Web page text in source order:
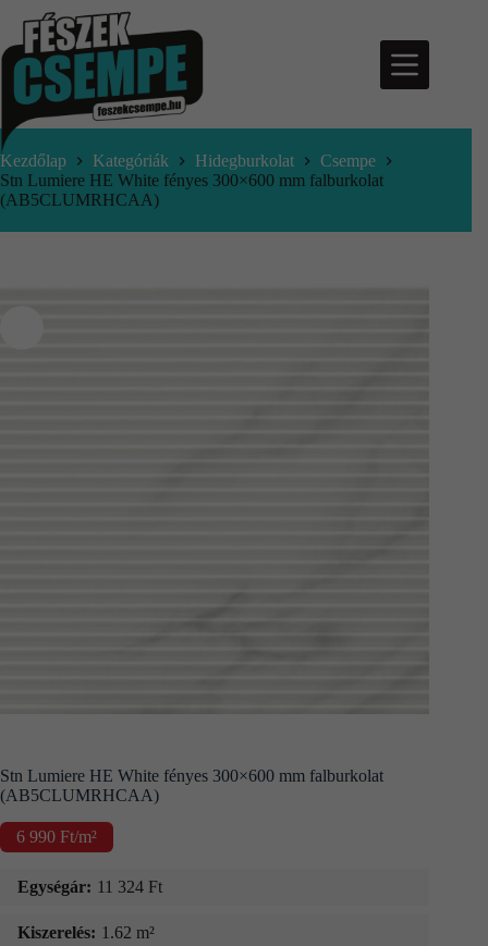
Kezdőlap Kategóriák Hidegburkolat
Csempe
Stn Lumiere HE White fényes 300×600 mm falburkolat
(AB5CLUMRHCAA)
Stn Lumiere HE White fényes 300×600 mm falburkolat
(AB5CLUMRHCAA)
6 990 Ft/m²
Egységár: 11 324 Ft
Kiszerelés: 1.62 m²